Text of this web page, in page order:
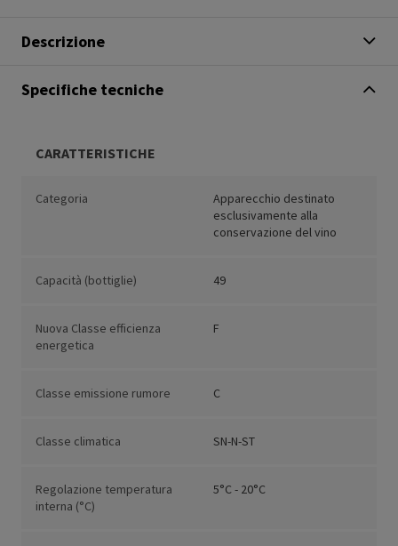
Descrizione
Specifiche tecniche
CARATTERISTICHE
Categoria
Apparecchio destinato
esclusivamente alla
conservazione del vino
Capacità (bottiglie) 49
Nuova Classe efficienza
energetica
F
Classe emissione rumore C
Classe climatica SN-N-ST
Regolazione temperatura
interna (°C)
5°C - 20°C